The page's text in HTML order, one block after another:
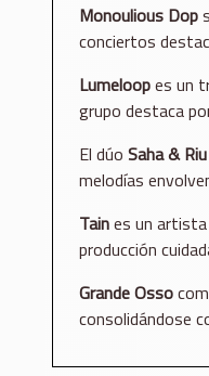
Monoulious Dop
conciertos
Lumeloopes un
grupo destaca
El dúo Saha & Riu
melodías
Taines un
producción
Grande Osso
consolidándose